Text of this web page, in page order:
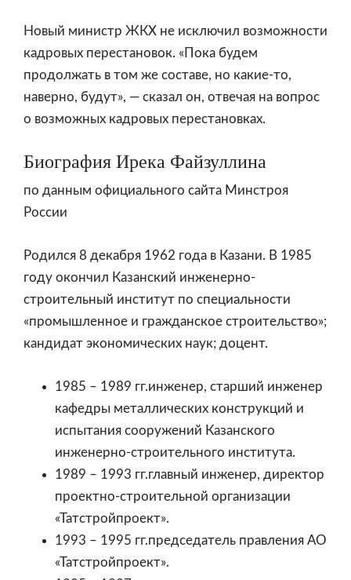
Новый министр ЖКХ не исключил возможности
кадровых перестановок. «Пока будем
продолжать в том же составе, но какие-то,
наверно, будут», — сказал он, отвечая на вопрос
о возможных кадровых перестановках.
Биография Ирека Файзуллина
по данным официального сайта Минстроя
России
Родился 8 декабря 1962 года в Казани. В 1985
году окончил Казанский инженерно-
строительный институт по специальности
«промышленное и гражданское строительство»;
кандидат экономических наук; доцент.
1985 – 1989 гг.инженер, старший инженер
кафедры металлических конструкций и
испытания сооружений Казанского
инженерно-строительного института.
1989 – 1993 гг.главный инженер, директор
проектно-строительной организации
«Татстройпроект».
1993 – 1995 гг.председатель правления АО
«Татстройпроект».